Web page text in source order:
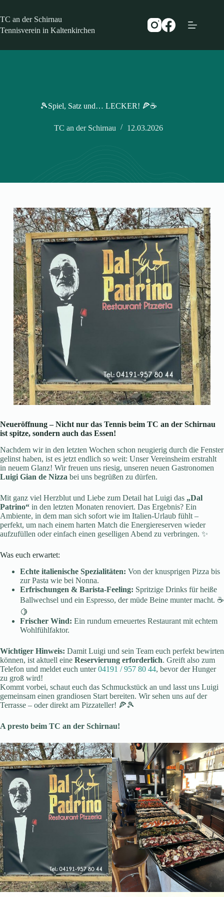
springen
TC an der Schirnau
Tennisverein in Kaltenkirchen
🎾Spiel, Satz und… LECKER! 🍕☕
TC an der Schirnau 12.03.2026
Neueröffnung – Nicht nur das Tennis beim TC an der Schirnau
ist spitze, sondern auch das Essen!
Nachdem wir in den letzten Wochen schon neugierig durch die Fenster
gelinst haben, ist es jetzt endlich so weit: Unser Vereinsheim erstrahlt
in neuem Glanz! Wir freuen uns riesig, unseren neuen Gastronomen
Luigi Gian de Nizza bei uns begrüßen zu dürfen.
Mit ganz viel Herzblut und Liebe zum Detail hat Luigi das „Dal
Patrino“ in den letzten Monaten renoviert. Das Ergebnis? Ein
Ambiente, in dem man sich sofort wie im Italien-Urlaub fühlt –
perfekt, um nach einem harten Match die Energiereserven wieder
aufzufüllen oder einfach einen geselligen Abend zu verbringen. ✨
Was euch erwartet:
Echte italienische Spezialitäten: Von der knusprigen Pizza bis
zur Pasta wie bei Nonna.
Erfrischungen & Barista-Feeling: Spritzige Drinks für heiße
Ballwechsel und ein Espresso, der müde Beine munter macht. ☕
🍋
Frischer Wind: Ein rundum erneuertes Restaurant mit echtem
Wohlfühlfaktor.
Wichtiger Hinweis: Damit Luigi und sein Team euch perfekt bewirten
können, ist aktuell eine Reservierung erforderlich. Greift also zum
Telefon und meldet euch unter04191 / 957 80 44, bevor der Hunger
zu groß wird!
Kommt vorbei, schaut euch das Schmuckstück an und lasst uns Luigi
gemeinsam einen grandiosen Start bereiten. Wir sehen uns auf der
Terrasse – oder direkt am Pizzateller! 🍕🎾
A presto beim TC an der Schirnau!